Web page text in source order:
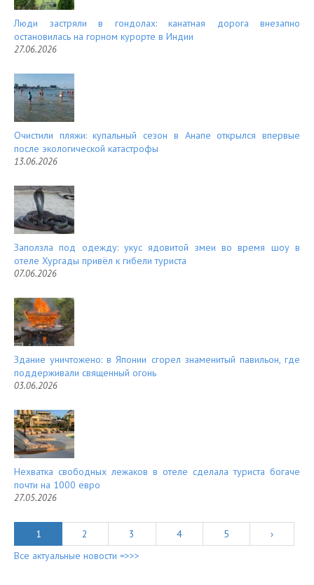
Люди застряли в гондолах: канатная дорога внезапно
остановилась на горном курорте в Индии
27.06.2026
Очистили пляжи: купальный сезон в Анапе открылся впервые
после экологической катастрофы
13.06.2026
Заползла под одежду: укус ядовитой змеи во время шоу в
отеле Хургады привёл к гибели туриста
07.06.2026
Здание уничтожено: в Японии сгорел знаменитый павильон, где
поддерживали священный огонь
03.06.2026
Нехватка свободных лежаков в отеле сделала туриста богаче
почти на 1000 евро
27.05.2026
1 2 3 4 5
›
Все актуальные новости =>>>